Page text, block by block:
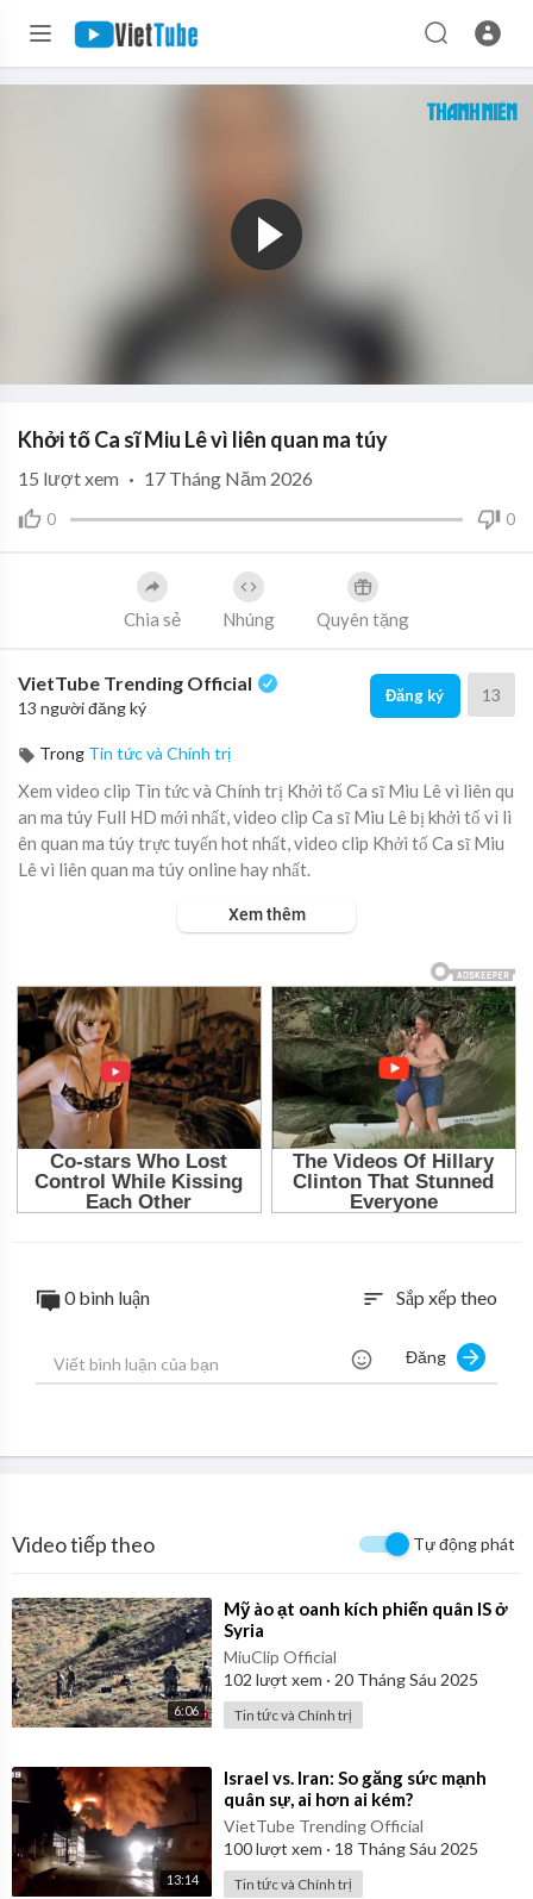
Khởi tố Ca sĩ Miu Lê vì liên quan ma túy
0 0
15 lượt xem · 17 Tháng Năm 2026
Chia sẻ Nhúng Quyên tặng
VietTube Trending Official
13 người đăng ký
Đăng ký 13
Trong Tin tức và Chính trị
Xem video clip Tin tức và Chính trị Khởi tố Ca sĩ Miu Lê vì liên qu
an ma túy Full HD mới nhất, video clip Ca sĩ Miu Lê bị khởi tố vì li
ên quan ma túy trực tuyến hot nhất, video clip Khởi tố Ca sĩ Miu
Lê vì liên quan ma túy online hay nhất.
Liên quan vụ việc gây xôn xao dư luận những ngày qua, Cơ quan
tổ chức sử dụng trái phép chất ma túy tại khu vực bãi tắm Tùng T
hu (Cát Bà), đồng thời tạm giam nhiều bị can, trong đó có ca sĩ Mi
u Lê.
Xem thêm
0 bình luận sort Sắp xếp theo
Đăng
Video tiếp theo Tự động phát
6:06
⁣Mỹ ào ạt oanh kích phiến quân IS ở
Syria
MiuClip Official
102 lượt xem · 20 Tháng Sáu 2025
Tin tức và Chính trị
13:14
⁣Israel vs. Iran: So găng sức mạnh
quân sự, ai hơn ai kém?
VietTube Trending Official
100lượt xem · 18 Tháng Sáu 2025
Tin tức và Chính trị